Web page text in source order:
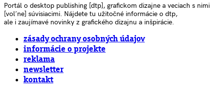
Portál o desktop publishing [dtp], grafickom dizajne a veciach s nimi
[voľne] súvisiacimi. Nájdete tu užitočné informácie o dtp,
ale i zaujímavé novinky z grafického dizajnu a inšpirácie.
zásady ochrany osobných údajov
informácie o projekte
reklama
newsletter
kontakt